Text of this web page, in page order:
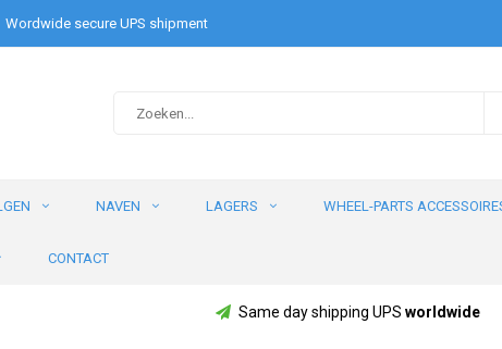
Wordwide secure UPS shipment
NAVEN LAGERS WHEEL-PARTS
CONTACT
Same day shipping UPS worldwide